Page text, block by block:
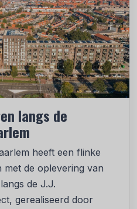
langs de
heeft een flinke
met de oplevering van
de J.J.
gerealiseerd door